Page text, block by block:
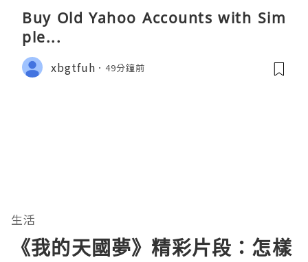
Buy Old Yahoo Accounts with Sim
ple...
xbgtfuh 49分鐘前
生活
《我的天國夢》精彩片段：怎樣